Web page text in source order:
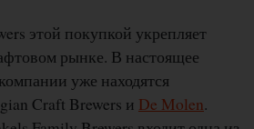
этой покупкой укрепляет
рынке. В настоящее
уже находятся
Craft Brewers и De Molen.